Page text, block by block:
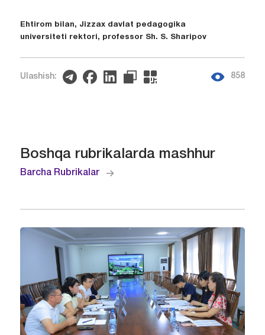
Ehtirom bilan, Jizzax davlat pedagogika
universiteti rektori, professor Sh. S. Sharipov
Ulashish: 858
Boshqa rubrikalarda mashhur
Barcha Rubrikalar